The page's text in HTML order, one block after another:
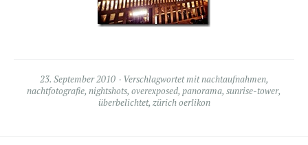
23. September 2010 Verschlagwortet mitnachtaufnahmen,
nachtfotografie, nightshots, overexposed, panorama, sunrise-tower,
überbelichtet, zürich oerlikon